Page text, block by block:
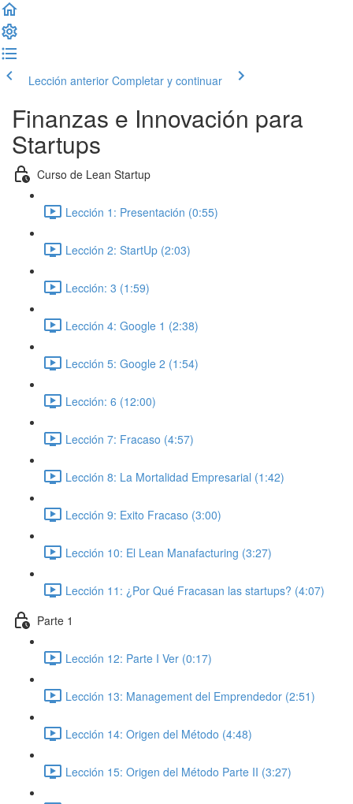
Lección anterior Completar y continuar
Finanzas e Innovación para
Startups
Curso de Lean Startup
Lección 1: Presentación (0:55)
Lección 2: StartUp (2:03)
Lección: 3 (1:59)
Lección 4: Google 1 (2:38)
Lección 5: Google 2 (1:54)
Lección: 6 (12:00)
Lección 7: Fracaso (4:57)
Lección 8: La Mortalidad Empresarial (1:42)
Lección 9: Exito Fracaso (3:00)
Lección 10: El Lean Manafacturing (3:27)
Lección 11: ¿Por Qué Fracasan las startups? (4:07)
Parte 1
Lección 12: Parte I Ver (0:17)
Lección 13: Management del Emprendedor (2:51)
Lección 14: Origen del Método (4:48)
Lección 15: Origen del Método Parte II (3:27)